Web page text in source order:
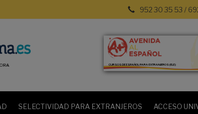
952 30 35 53 /
CURSOS DE ESPAÑOL PARA EXTRANJEROS (ELE)
SELECTIVIDAD PARA EXTRANJEROS ACCESO